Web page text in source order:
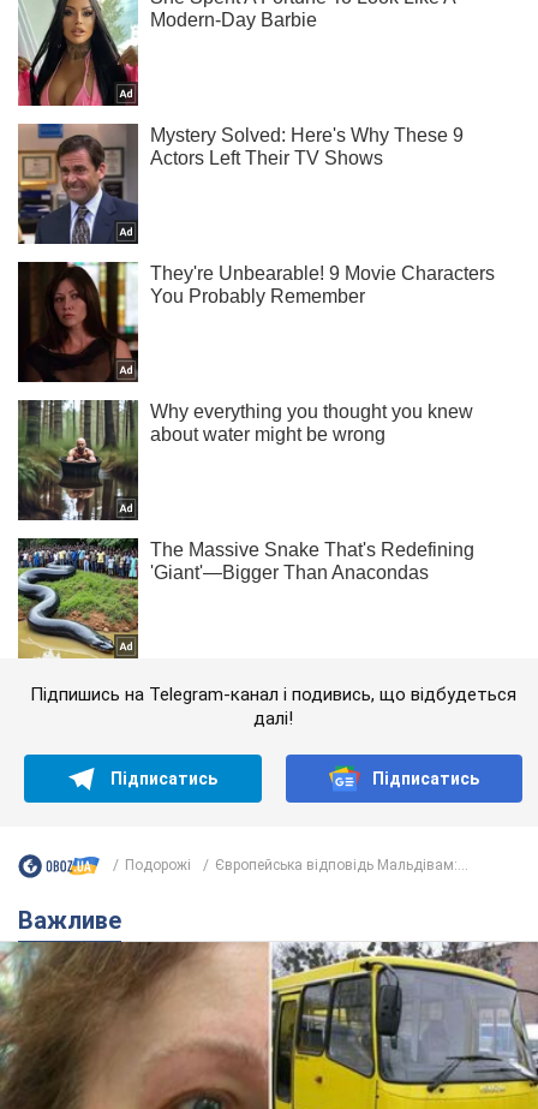
Підпишись на Telegram-канал і подивись, що відбудеться
далі!
Підписатись Підписатись
Подорожі Європейська відповідь Мальдівам:...
Важливе